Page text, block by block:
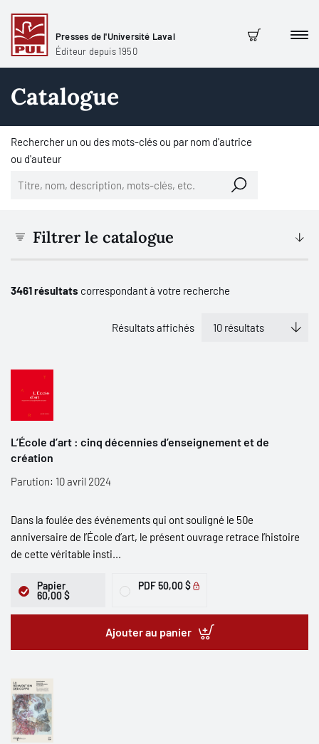
Presses de l'Université Laval
Éditeur depuis 1950
Panier
Catalogue
Rechercher un ou des mots-clés ou par nom d'autrice
ou d'auteur
Filtrer le catalogue
3461 résultats correspondant à votre recherche
Résultats affichés
L’École d’art : cinq décennies d’enseignement et de
création
Parution: 10 avril 2024
Dans la foulée des événements qui ont souligné le 50e
anniversaire de l’École d’art, le présent ouvrage retrace l’histoire
de cette véritable insti...
Papier
60,00 $
PDF50,00 $
Ajouter au panier